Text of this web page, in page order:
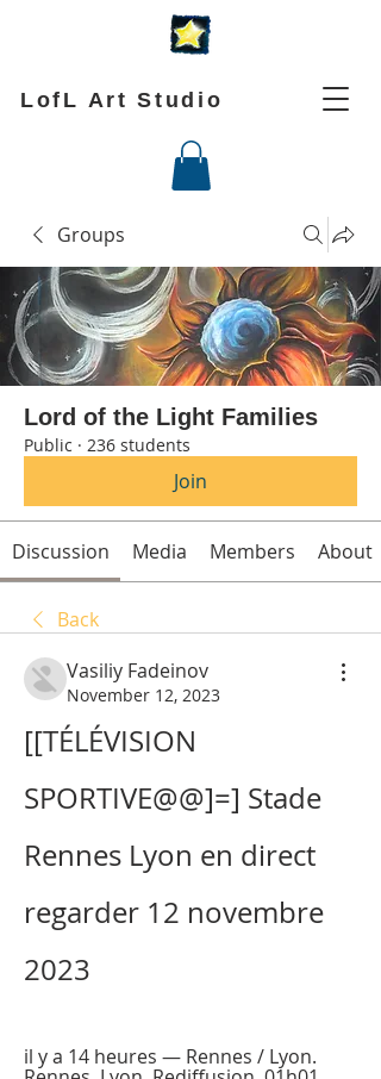
LofL Art Studio
Groups
Lord of the Light Families
Public · 236 students
Join
Discussion Media Members About
Back
Vasiliy Fadeinov
November 12, 2023
[[TÉLÉVISION
SPORTIVE@@]=] Stade
Rennes Lyon en direct
regarder 12 novembre
2023
il y a 14 heures — Rennes / Lyon.